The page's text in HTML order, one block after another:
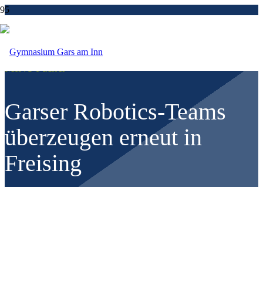
Garser Robotics-Teams
überzeugen erneut in
Freising